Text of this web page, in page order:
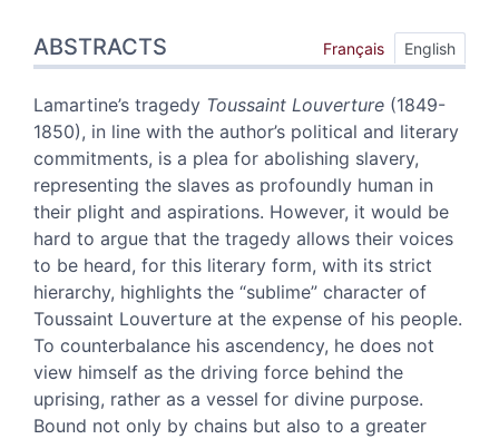
Index
Outline
Text
Notes
References
Author
ABSTRACTS Français English
Lamartine’s tragedy Toussaint Louverture (1849-
1850), in line with the author’s political and literary
commitments, is a plea for abolishing slavery,
representing the slaves as profoundly human in
their plight and aspirations. However, it would be
hard to argue that the tragedy allows their voices
to be heard, for this literary form, with its strict
hierarchy, highlights the “sublime” character of
Toussaint Louverture at the expense of his people.
To counterbalance his ascendency, he does not
view himself as the driving force behind the
uprising, rather as a vessel for divine purpose.
Bound not only by chains but also to a greater